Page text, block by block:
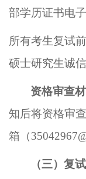
部学历证书电
所有考生复试
硕士研究生诚
资格审查
知后将资格审
箱（3
（三）复